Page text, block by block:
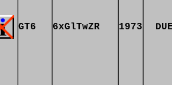
GT6 6xGlTwZR 1973